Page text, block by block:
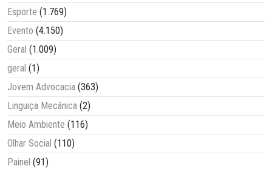
Esporte (1.769)
Evento (4.150)
Geral (1.009)
geral (1)
Jovem Advocacia (363)
Linguiça Mecânica (2)
Meio Ambiente (116)
Olhar Social (110)
Painel (91)